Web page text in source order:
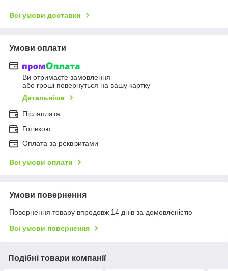
Всі умови доставки
Умови оплати
Ви отримаєте замовлення
або гроші повернуться на вашу картку
Детальніше
Післяплата
Готівкою
Оплата за реквізитами
Всі умови оплати
Умови повернення
Повернення товару впродовж 14 днів за домовленістю
Всі умови повернення
Подібні товари компанії